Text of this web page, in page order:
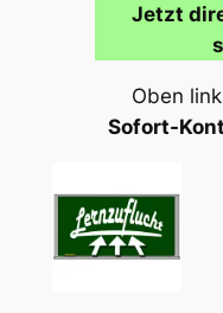
Jetzt
Oben
Sofort-